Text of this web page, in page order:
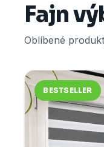
Fajn
Oblíbené
BESTSELLER